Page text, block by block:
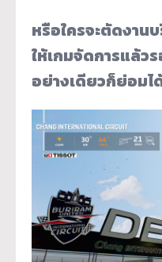
หรือใครจะตัดงา
ให้เกมจัดการแล้ว
อย่างเดียวก็ย่อมไ